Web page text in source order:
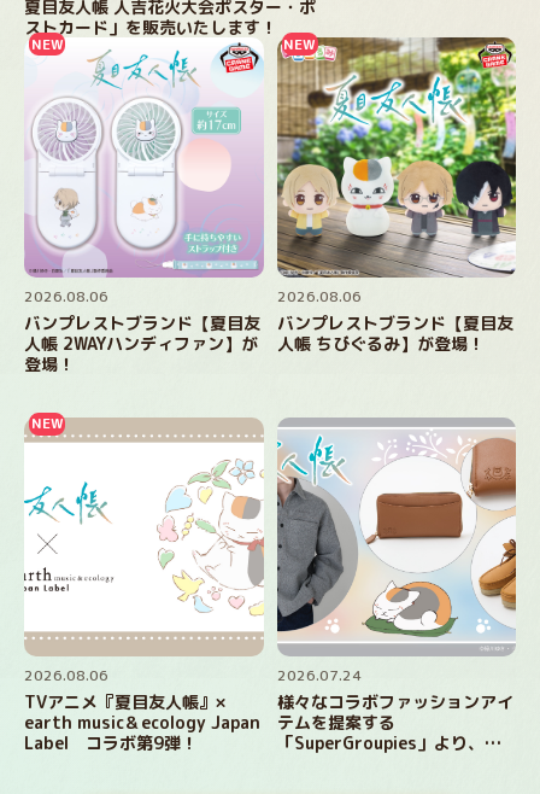
夏目友人帳 人吉花火大会ポスター・ポ
ストカード」を販売いたします！
2026.08.06
バンプレストブランド【夏目友
人帳 2WAYハンディファン】が
登場！
2026.08.06
バンプレストブランド【夏目友
人帳 ちびぐるみ】が登場！
2026.08.06
TVアニメ『夏目友人帳』×
earth music＆ecology Japan
Label コラボ第9弾！
2026.07.24
様々なコラボファッションアイ
テムを提案する
「SuperGroupies」より、